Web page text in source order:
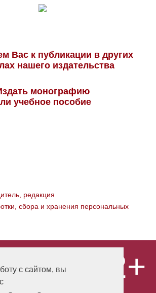
с сайтом, вы
Вас к публикации в других
нашего издательства
монографию
учебное пособие
редакция
сбора и хранения персональных
«World of science»,
на сайте,
о защите авторских
12+